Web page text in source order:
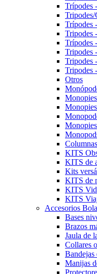
Trípodes
Trípodes
Trípodes
Tripodes
Tripodes
Otros
KITS
KITS de
Kits
KITS de
KITS
KITS
Accesorios
Bases
Brazos
Jaula de
Collares
Manijas